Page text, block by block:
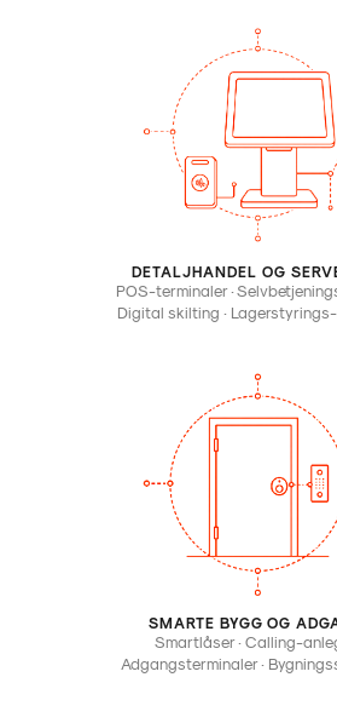
DETALJHANDEL OG
POS-terminaler ·
Digital skilting ·
SMARTE BYGG OG
Smartlåser · Calling-
Adgangsterminaler ·